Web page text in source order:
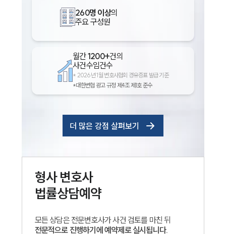
260명 이상의
주요 구성원
월간1200+건의
사건수임건수
* 2026년 1월 변호사협회 경유증표 발급 기준
*대한변협 광고 규정 제4조 제1호 준수
더 많은 강점 살펴보기
형사변호사
법률상담예약
모든 상담은 전문변호사가 사건 검토를 마친 뒤
전문적으로 진행하기에 예약제로 실시됩니다.